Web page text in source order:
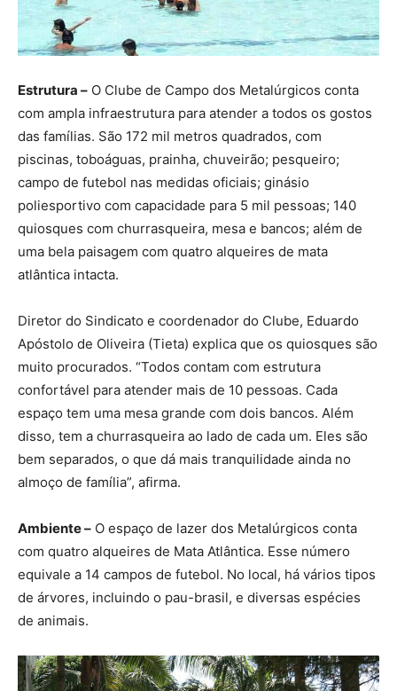
Estrutura – O Clube de Campo dos Metalúrgicos conta
com ampla infraestrutura para atender a todos os gostos
das famílias. São 172 mil metros quadrados, com
piscinas, toboáguas, prainha, chuveirão; pesqueiro;
campo de futebol nas medidas oficiais; ginásio
poliesportivo com capacidade para 5 mil pessoas; 140
quiosques com churrasqueira, mesa e bancos; além de
uma bela paisagem com quatro alqueires de mata
atlântica intacta.
Diretor do Sindicato e coordenador do Clube, Eduardo
Apóstolo de Oliveira (Tieta) explica que os quiosques são
muito procurados. “Todos contam com estrutura
confortável para atender mais de 10 pessoas. Cada
espaço tem uma mesa grande com dois bancos. Além
disso, tem a churrasqueira ao lado de cada um. Eles são
bem separados, o que dá mais tranquilidade ainda no
almoço de família”, afirma.
Ambiente – O espaço de lazer dos Metalúrgicos conta
com quatro alqueires de Mata Atlântica. Esse número
equivale a 14 campos de futebol. No local, há vários tipos
de árvores, incluindo o pau-brasil, e diversas espécies
de animais.